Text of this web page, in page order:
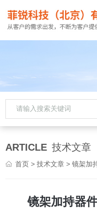
ARTICLE 技术文章
首页 >技术文章 > 镜架加
镜架加持器